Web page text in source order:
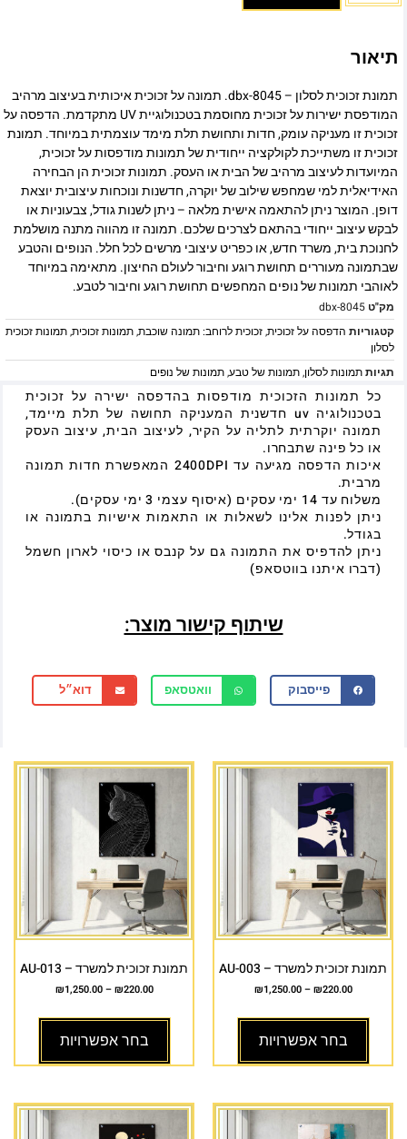
תיאור
תמונת זכוכית לסלון – dbx-8045. תמונה על זכוכית איכותית בעיצוב מרהיב
המודפסת ישירות על זכוכית מחוסמת בטכנולוגיית UV מתקדמת. הדפסה על
זכוכית זו מעניקה עומק, חדות ותחושת תלת מימד עוצמתית במיוחד. תמונת
זכוכית זו משתייכת לקולקציה ייחודית של תמונות מודפסות על זכוכית,
המיועדות לעיצוב מרהיב של הבית או העסק. תמונות זכוכית הן הבחירה
האידיאלית למי שמחפש שילוב של יוקרה, חדשנות ונוכחות עיצובית יוצאת
דופן. המוצר ניתן להתאמה אישית מלאה – ניתן לשנות גודל, צבעוניות או
לבקש עיצוב ייחודי בהתאם לצרכים שלכם. תמונה זו מהווה מתנה מושלמת
לחנוכת בית, משרד חדש, או כפריט עיצובי מרשים לכל חלל. הנופים והטבע
שבתמונה מעוררים תחושת רוגע וחיבור לעולם החיצון. מתאימה במיוחד
לאוהבי תמונות של נופים המחפשים תחושת רוגע וחיבור לטבע.
מק"טdbx-8045
קטגוריות הדפסה על זכוכית,זכוכית לרוחב: תמונה שוכבת,תמונות זכוכית,תמונות זכוכית
לסלון
תגיותתמונות לסלון,תמונות של טבע,תמונות של נופים
כל תמונות הזכוכית מודפסות בהדפסה ישירה על זכוכית
בטכנולוגיה uv חדשנית המעניקה תחושה של תלת מיימד,
תמונה יוקרתית לתליה על הקיר, לעיצוב הבית, עיצוב העסק
או כל פינה שתבחרו.
איכות הדפסה מגיעה עד 2400DPI המאפשרת חדות תמונה
מרבית.
משלוח עד 14 ימי עסקים (איסוף עצמי 3 ימי עסקים).
ניתן לפנות אלינו לשאלות או התאמות אישיות בתמונה או
בגודל.
ניתן להדפיס את התמונה גם על קנבס או כיסוי לארון חשמל
(דברו איתנו בווטסאפ)
שיתוף קישור מוצר:
פייסבוק וואטסאפ דוא״ל
תמונת זכוכית למשרד – AU-003
₪220.00
–
₪1,250.00
בחר אפשרויות
תמונת זכוכית למשרד – AU-013
₪220.00
–
₪1,250.00
בחר אפשרויות